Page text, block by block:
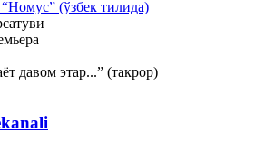
(ўзбек тилида)
давом этар...” (такрор)